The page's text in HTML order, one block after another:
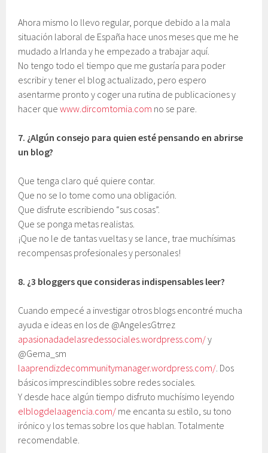
Ahora mismo lo llevo regular, porque debido a la mala
situación laboral de España hace unos meses que me he
mudado a Irlanda y he empezado a trabajar aquí.
No tengo todo el tiempo que me gustaría para poder
escribir y tener el blog actualizado, pero espero
asentarme pronto y coger una rutina de publicaciones y
hacer quewww.dircomtomia.com no se pare.
7. ¿Algún consejo para quien esté pensando en abrirse
un blog?
Que tenga claro qué quiere contar.
Que no se lo tome como una obligación.
Que disfrute escribiendo “sus cosas”.
Que se ponga metas realistas.
¡Que no le de tantas vueltas y se lance, trae muchísimas
recompensas profesionales y personales!
8. ¿3 bloggers que consideras indispensables leer?
Cuando empecé a investigar otros blogs encontré mucha
ayuda e ideas en los de @AngelesGtrrez
apasionadadelasredessociales.wordpress.com/y
@Gema_sm
laaprendizdecommunitymanager.wordpress.com/ . Dos
básicos imprescindibles sobre redes sociales.
Y desde hace algún tiempo disfruto muchísimo leyendo
elblogdelaagencia.com/ me encanta su estilo, su tono
irónico y los temas sobre los que hablan. Totalmente
recomendable.